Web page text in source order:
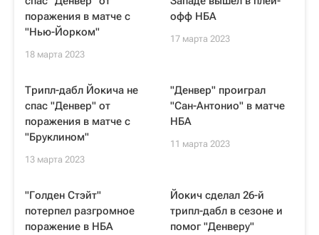
поражения в матче с
"Нью-Йорком"
18 марта 2023
офф НБА
17 марта 2023
Трипл-дабл Йокича не
спас "Денвер" от
поражения в матче с
"Бруклином"
13 марта 2023
"Денвер" проиграл
"Сан-Антонио" в матче
НБА
11 марта 2023
"Голден Стэйт"
потерпел разгромное
поражение в НБА
Йокич сделал 26-й
трипл-дабл в сезоне и
помог "Денверу"